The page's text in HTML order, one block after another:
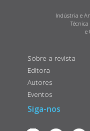
Indústria e
e
Sobre a revista
Editora
Autores
Eventos
Siga-nos